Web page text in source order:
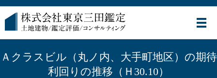
メ
Ａクラスビル（丸ノ内、大手町地区）の期待
利回りの推移（Ｈ30.10）